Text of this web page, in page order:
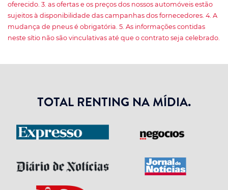
oferecido. 3. as ofertas e os preços dos nossos automóveis estão
sujeitos à disponibilidade das campanhas dos fornecedores. 4. A
mudança de pneus é obrigatória. 5. As informações contidas
neste sítio não são vinculativas até que o contrato seja celebrado.
TOTAL RENTING NA MÍDIA.